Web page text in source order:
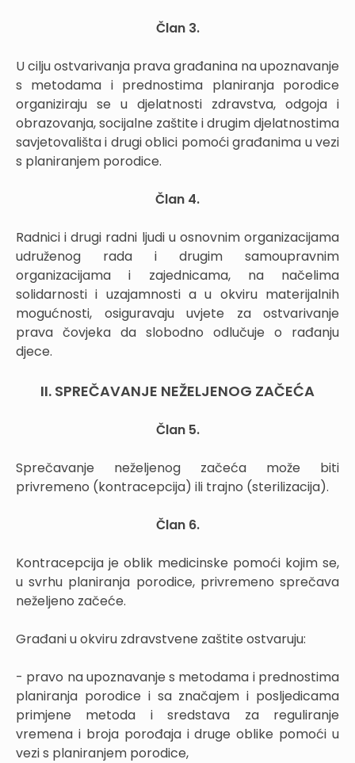
Član 3.
U cilju ostvarivanja prava građanina na upoznavanje
s metodama i prednostima planiranja porodice
organiziraju se u djelatnosti zdravstva, odgoja i
obrazovanja, socijalne zaštite i drugim djelatnostima
savjetovališta i drugi oblici pomoći građanima u vezi
s planiranjem porodice.
Član 4.
Radnici i drugi radni ljudi u osnovnim organizacijama
udruženog rada i drugim samoupravnim
organizacijama i zajednicama, na načelima
solidarnosti i uzajamnosti a u okviru materijalnih
mogućnosti, osiguravaju uvjete za ostvarivanje
prava čovjeka da slobodno odlučuje o rađanju
djece.
II. SPREČAVANJE NEŽELJENOG ZAČEĆA
Član 5.
Sprečavanje neželjenog začeća može biti
privremeno (kontracepcija) ili trajno (sterilizacija).
Član 6.
Kontracepcija je oblik medicinske pomoći kojim se,
u svrhu planiranja porodice, privremeno sprečava
neželjeno začeće.
Građani u okviru zdravstvene zaštite ostvaruju:
- pravo na upoznavanje s metodama i prednostima
planiranja porodice i sa značajem i posljedicama
primjene metoda i sredstava za reguliranje
vremena i broja porođaja i druge oblike pomoći u
vezi s planiranjem porodice,